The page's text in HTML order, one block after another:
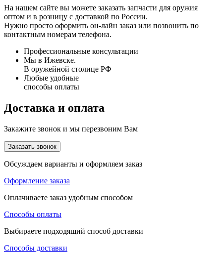
На нашем сайте вы можете заказать запчасти для оружия
оптом и в розницу с доставкой по России.
Нужно просто оформить он-лайн заказ или позвонить по
контактным номерам телефона.
Профессиональные консультации
Мы в Ижевске.
В оружейной столице РФ
Любые удобные
способы оплаты
Доставка и оплата
Закажите звонок и мы перезвоним Вам
Заказать звонок
Обсуждаем варианты и оформляем заказ
Оформление заказа
Оплачиваете заказ удобным способом
Способы оплаты
Выбираете подходящий способ доставки
Способы доставки